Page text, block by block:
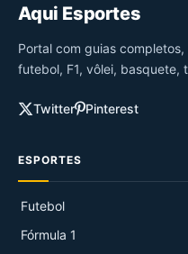
Aqui Esportes
Portal com guias
futebol, F1, vôlei, basquete,
Twitter Pinterest
ESPORTES
Futebol
Fórmula 1